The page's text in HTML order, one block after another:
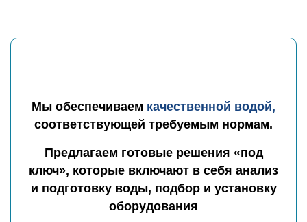
Мы обеспечиваем качественной водой,
соответствующей требуемым нормам.
Предлагаем готовые решения «под
ключ», которые включают в себя анализ
и подготовку воды, подбори установку
оборудования